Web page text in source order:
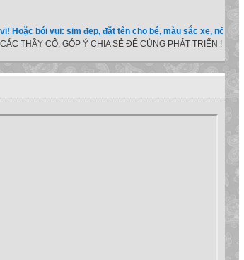
vui: sim đẹp, đặt tên cho bé, màu sắc xe, nốt ruồi, xem
THẦY CÔ, GÓP Ý CHIA SẺ ĐỂ CÙNG PHÁT TRIỂN !